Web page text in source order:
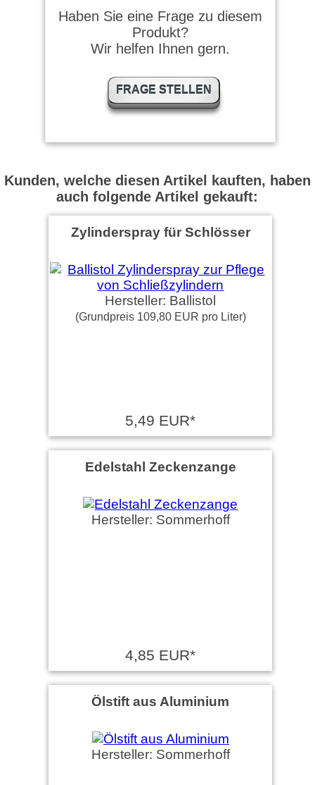
Top
M.T. schrieb am 11.07.2025
Der Stift macht einen
Nico schrieb am 02.06.2023
Macht einen sehr wertigen
Vaselineöl gut zurecht.
Haben Sie eine Frage zu diesem
Produkt?
Wir helfen Ihnen gern.
FRAGE STELLEN
Kunden, welche diesen Artikel kauften, haben
auch folgende Artikel gekauft:
Zylinderspray für Schlösser
Hersteller: Ballistol
(Grundpreis 109,80 EUR pro Liter)
5,49 EUR*
Edelstahl Zeckenzange
Hersteller: Sommerhoff
4,85 EUR*
Ölstift aus Aluminium
Hersteller: Sommerhoff